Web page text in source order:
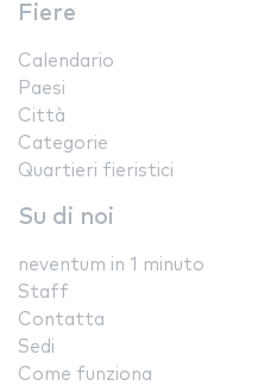
Fiere
Calendario
Paesi
Città
Categorie
Quartieri fieristici
Su di noi
neventum in 1 minuto
Staff
Contatta
Sedi
Come funziona